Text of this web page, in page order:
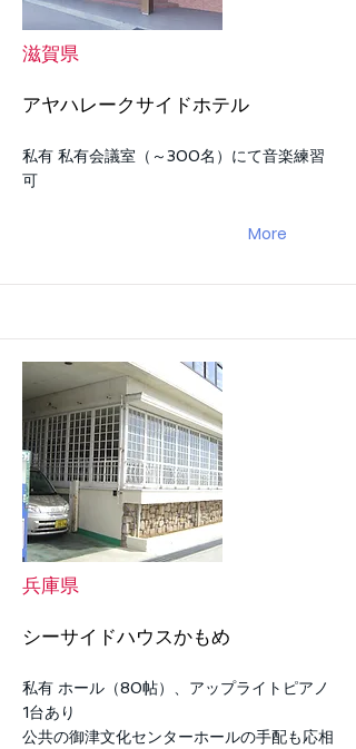
滋賀県
アヤハレークサイドホテル
私有 私有会議室（～300名）にて音楽練習
可
More
兵庫県
シーサイドハウスかもめ
私有 ホール（80帖）、アップライトピアノ
1台あり
公共の御津文化センターホールの手配も応相